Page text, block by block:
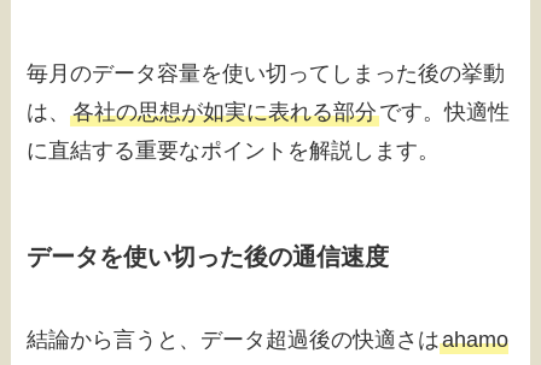
毎月のデータ容量を使い切ってしまった後の挙動
は、各社の思想が如実に表れる部分です。快適性
に直結する重要なポイントを解説します。
データを使い切った後の通信速度
結論から言うと、データ超過後の快適さはahamo